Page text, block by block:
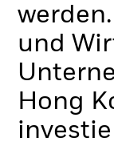
und
Hong